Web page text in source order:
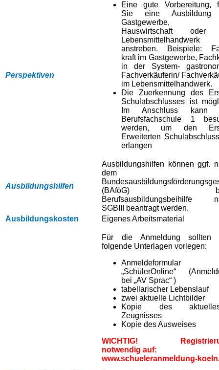
Perspektiven
Eine gute Vorbereitung,
Sie eine Ausbildung
Gastgewerbe,
Hauswirtschaft oder
Lebensmittelhandwerk
anstreben. Beispiele:
kraft im Gastgewerbe,
in der System-
Fachverkäuferin/
im Lebensmittelhandwerk.
Die Zuerkennung des
Schulabschlusses ist
Im Anschluss kann
Berufsfachschule 1
werden, um den
Erweiterten
erlangen
Ausbildungshilfen
Ausbildungshilfen können ggf.
dem
(BAföG)
Berufsausbildungsbeihilfe
SGBIII beantragt werden.
Ausbildungskosten
Eigenes Arbeitsmaterial
Für die Anmeldung sollten
folgende Unterlagen vorlegen:
Anmeldeformular
„SchülerOnline“
bei „AV Sprac“ )
tabellarischer Lebenslauf
zwei aktuelle Lichtbilder
Kopie des
Zeugnisses
Kopie des Ausweises
WICHTIG!
notwendig auf:
www.schueleranmeldung-